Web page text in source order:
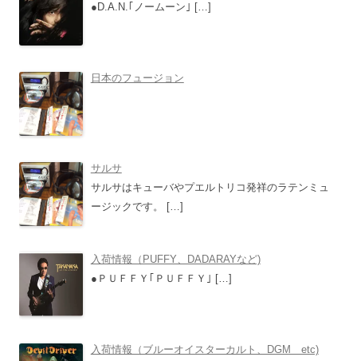
●D.A.N.｢ノームーン｣ […]
日本のフュージョン
サルサ
サルサはキューバやプエルトリコ発祥のラテンミュ
ージックです。
[…]
入荷情報（PUFFY、DADARAYなど)
●ＰＵＦＦＹ｢ＰＵＦＦＹ｣ […]
入荷情報（ブルーオイスターカルト、DGM etc)